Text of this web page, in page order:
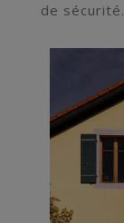
de sécurité.